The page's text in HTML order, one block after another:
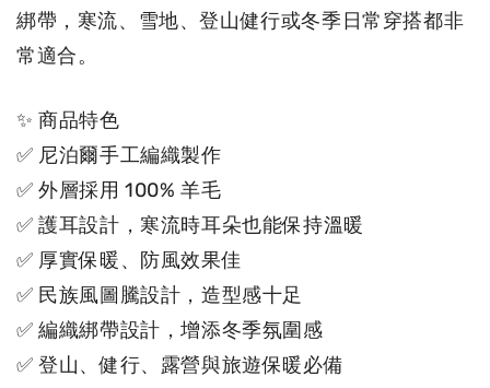
綁帶，寒流、雪地、登山健行或冬季日常穿搭都非
常適合。
✨ 商品特色
✅ 尼泊爾手工編織製作
✅ 外層採用 100% 羊毛
✅ 護耳設計，寒流時耳朵也能保持溫暖
✅ 厚實保暖、防風效果佳
✅ 民族風圖騰設計，造型感十足
✅ 編織綁帶設計，增添冬季氛圍感
✅ 登山、健行、露營與旅遊保暖必備